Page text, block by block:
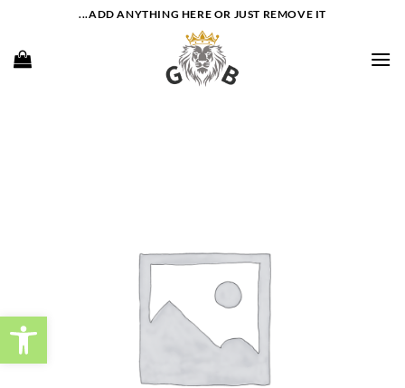
content
ADD ANYTHING HERE OR JUST REMOVE IT...